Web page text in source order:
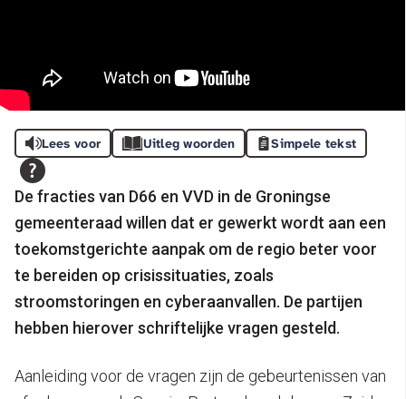
Lees voor Uitleg woorden Simpele tekst
De fracties van D66 en VVD in de Groningse
gemeenteraad willen dat er gewerkt wordt aan een
toekomstgerichte aanpak om de regio beter voor
te bereiden op crisissituaties, zoals
stroomstoringen en cyberaanvallen. De partijen
hebben hierover schriftelijke vragen gesteld.
Aanleiding voor de vragen zijn de gebeurtenissen van